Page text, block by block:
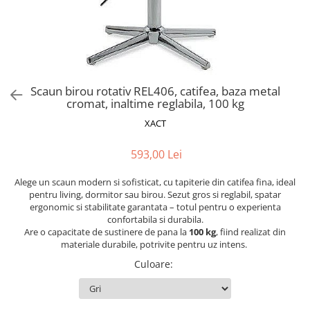
Saltele cu arcuri impachetate
Saltele Memory Pocket
Saltele Memory Pocket
Saltele Latex
Saltele Memory
Saltele 140x200
Saltele 160x200
Seturi de pat si saltea
Masute de toaleta
Scaune pentru living
Seturi comode living si vitrine
Mobilier birou
Scaune ergonomice
Etajere Birou
Dulap birou
Scaune pentru birou
Scaune pentru vizitatori
Scaune birou copii
Scaune resigilate
Scaun birou rotativ REL406, catifea, baza metal
cromat, inaltime reglabila, 100 kg
XACT
593,00 Lei
Alege un scaun modern si sofisticat, cu tapiterie din catifea fina, ideal
pentru living, dormitor sau birou. Sezut gros si reglabil, spatar
ergonomic si stabilitate garantata – totul pentru o experienta
confortabila si durabila.
Are o capacitate de sustinere de pana la 100 kg, fiind realizat din
materiale durabile, potrivite pentru uz intens.
Culoare: